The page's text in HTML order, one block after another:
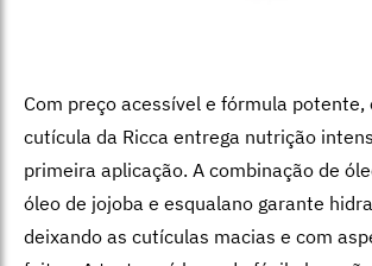
Com preço acessível e fórmula potente,
cutícula da Ricca entrega nutrição
primeira aplicação. A combinação de
óleo de jojoba e esqualano garante
deixando as cutículas macias e com